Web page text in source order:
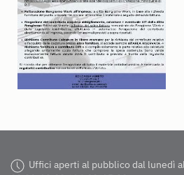
Uffici aperti al pubblico dal lunedì